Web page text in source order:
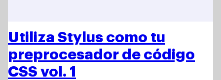
Utiliza Stylus como tu
preprocesador de código
CSS vol. 1